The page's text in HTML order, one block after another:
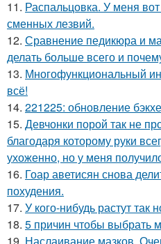
11. Распальцовка. У меня
сменных лезвий.
12. Сравнение педикюра и
делать больше всего и
13. Многофункциональный
всё!
14. 221225: обновление
15. Девчонки порой так не
благодаря которому руки
ухоженно, но у меня
16. Гоар аветисян снова
похудения.
17. У кого-нибудь растут так
18. 5 причин чтобы выбрать